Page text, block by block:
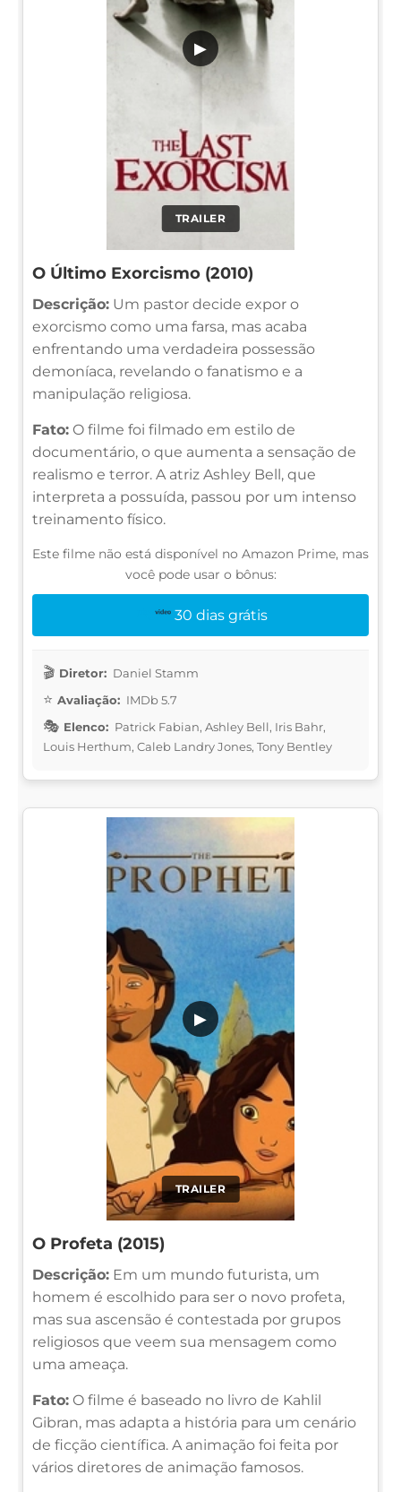
TRAILER
▶
O Último Exorcismo (2010)
Descrição: Um pastor decide expor o
exorcismo como uma farsa, mas acaba
enfrentando uma verdadeira possessão
demoníaca, revelando o fanatismo e a
manipulação religiosa.
Fato: O filme foi filmado em estilo de
documentário, o que aumenta a sensação de
realismo e terror. A atriz Ashley Bell, que
interpreta a possuída, passou por um intenso
treinamento físico.
Este filme não está disponível no Amazon Prime, mas
você pode usar o bônus:
30 dias grátis
Diretor: Daniel Stamm
Avaliação: IMDb 5.7
Elenco: Patrick Fabian, Ashley Bell, Iris Bahr,
Louis Herthum, Caleb Landry Jones, Tony Bentley
TRAILER
▶
O Profeta (2015)
Descrição: Em um mundo futurista, um
homem é escolhido para ser o novo profeta,
mas sua ascensão é contestada por grupos
religiosos que veem sua mensagem como
uma ameaça.
Fato: O filme é baseado no livro de Kahlil
Gibran, mas adapta a história para um cenário
de ficção científica. A animação foi feita por
vários diretores de animação famosos.